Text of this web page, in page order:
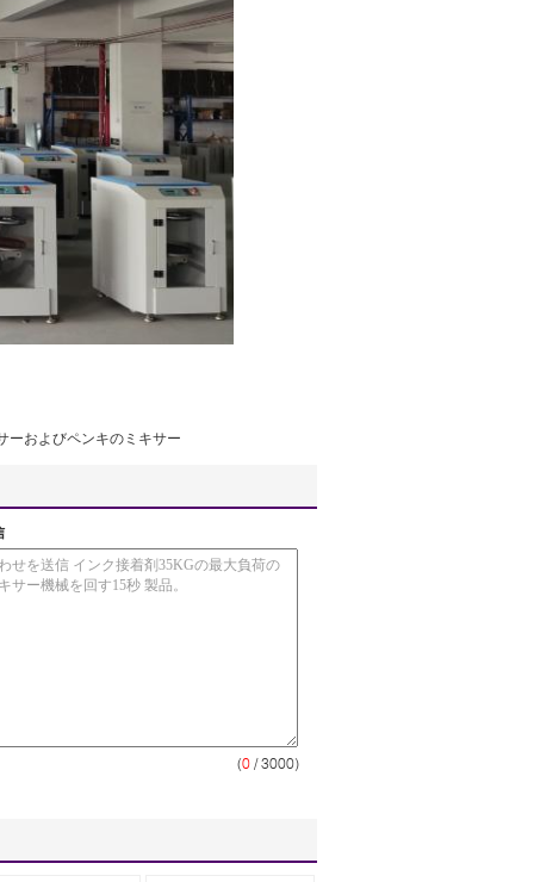
ーおよびペンキのミキサー
(0 / 3000)